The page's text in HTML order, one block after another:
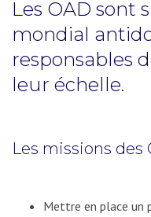
Les OAD sont
mondial
responsables
leur échelle.
Les missions des
Mettre en place un